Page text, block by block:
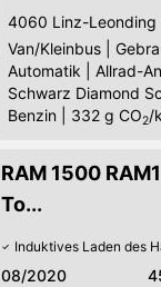
4060 Linz-Leonding
Van/Kleinbus
Automatik
Allrad-
Schwarz Diamond
Benzin
332 g CO2/
RAM 1500
To...
Induktives Laden des
08/2020